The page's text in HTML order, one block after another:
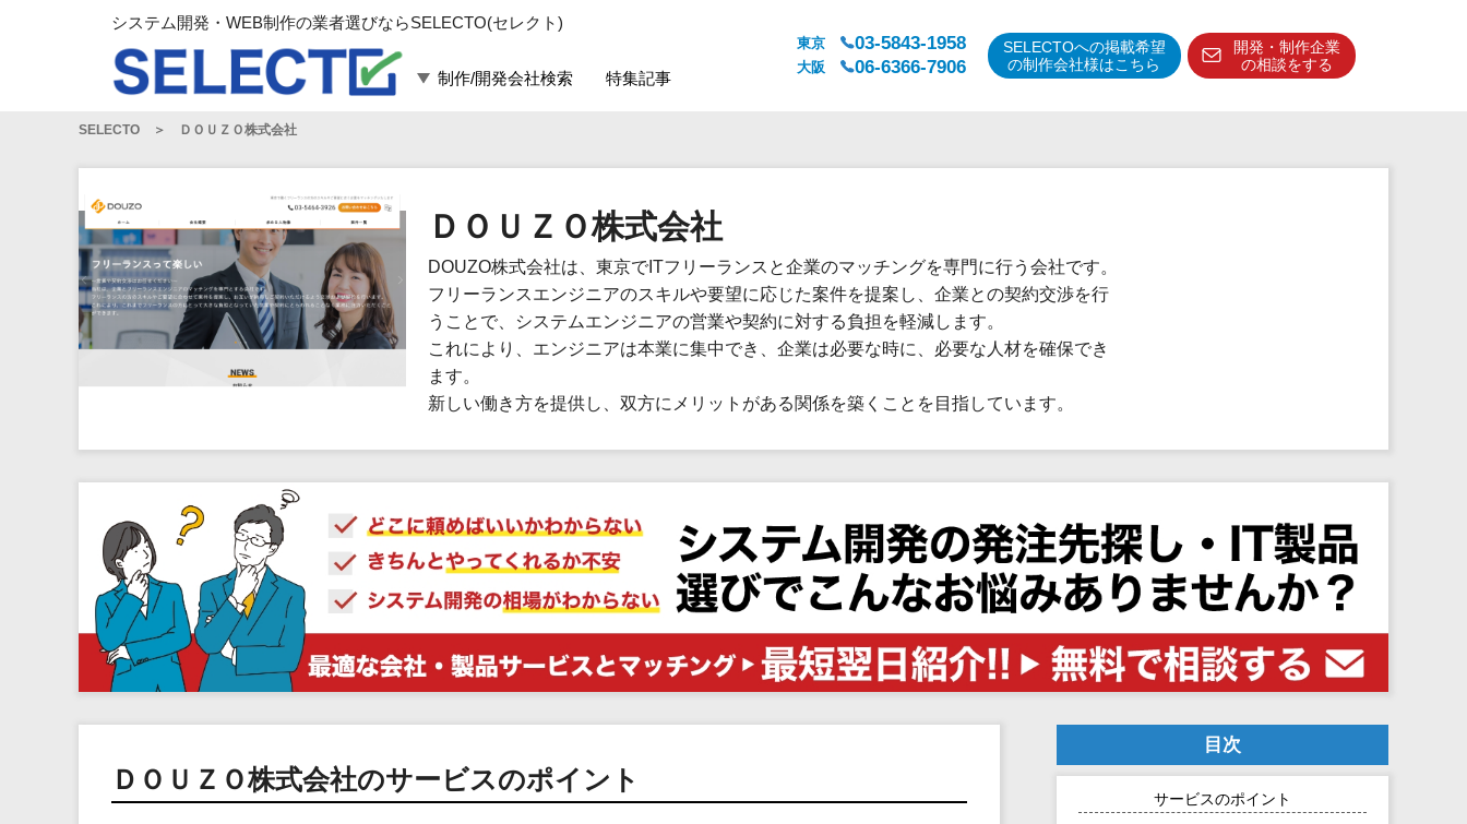
システム開発・WEB制作の業者選びならSELECTO(セレクト)
制作/開発会社検索 特集記事
東京 03-5843-1958
大阪 06-6366-7906
SELECTOへの掲載希望
の制作会社様はこちら
開発・制作企業
の相談をする
フレームワーク
構築
パッケージ
システム開発
運用代行
コンテンツ制作
コンサルティング
マーケティング
WEBサービス
人事（労務管理）
人事（採用・評価・教育）
経理・会計・財務
法務・総務
マーケティング
セキュリティ
業務全般
物流・流通向け
不動産業界向け
業界・業種特化型
官公庁・自治体向け
SELECTO ＤＯＵＺＯ株式会社
ＤＯＵＺＯ株式会社
DOUZO株式会社は、東京でITフリーランスと企業のマッチングを専門に行う会社です。
フリーランスエンジニアのスキルや要望に応じた案件を提案し、企業との契約交渉を行
うことで、システムエンジニアの営業や契約に対する負担を軽減します。
これにより、エンジニアは本業に集中でき、企業は必要な時に、必要な人材を確保でき
ます。
新しい働き方を提供し、双方にメリットがある関係を築くことを目指しています。
ＤＯＵＺＯ株式会社のサービスのポイント
目次
サービスのポイント